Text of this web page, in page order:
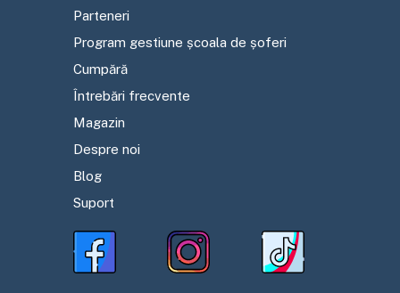
Parteneri
Program gestiune școala de șoferi
Cumpără
Întrebări frecvente
Magazin
Despre noi
Blog
Suport